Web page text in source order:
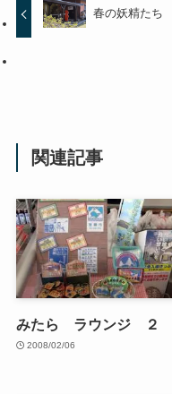
春の妖精たち
関連記事
みたら ラウンジ ２
2008/02/06